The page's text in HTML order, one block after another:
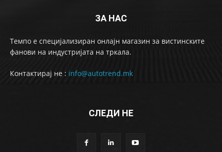
ЗА НАС
Темпо е специјализиран онлајн магазин за вистинските
фанови на индустријата на тркала.
Контактирај не : info@autotrend.mk
СЛЕДИ НЕ